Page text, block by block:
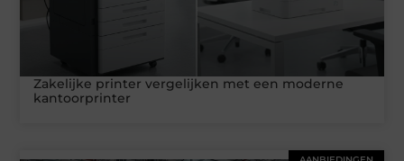
Zakelijke printer vergelijken met een moderne
kantoorprinter